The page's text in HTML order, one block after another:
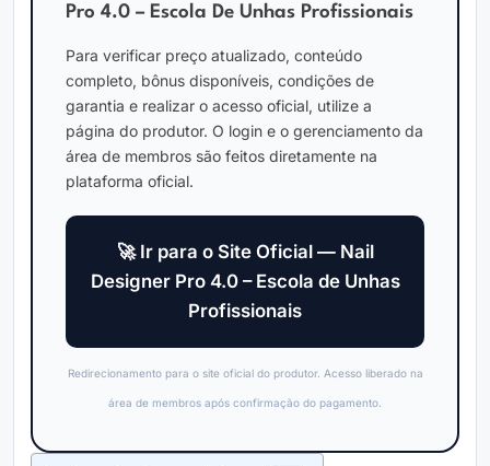
Pro 4.0 – Escola De Unhas Profissionais
Para verificar preço atualizado, conteúdo
completo, bônus disponíveis, condições de
garantia e realizar o acesso oficial, utilize a
página do produtor. O login e o gerenciamento da
área de membros são feitos diretamente na
plataforma oficial.
🚀 Ir para o Site Oficial — Nail
Designer Pro 4.0 – Escola de Unhas
Profissionais
Redirecionamento para o site oficial do produtor. Acesso liberado na
área de membros após confirmação do pagamento.